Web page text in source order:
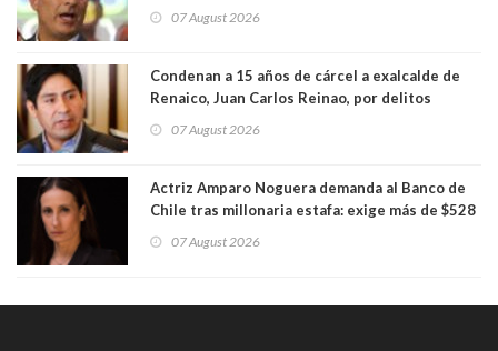
07 August 2026
Condenan a 15 años de cárcel a exalcalde de
Renaico, Juan Carlos Reinao, por delitos
07 August 2026
Actriz Amparo Noguera demanda al Banco de
Chile tras millonaria estafa: exige más de $528
07 August 2026